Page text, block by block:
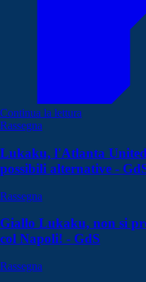
Continua la lettura
Rassegna
Lukaku, l'Atlanta
possibili alternative -
Rassegna
Giallo Lukaku, non si
col Napoli! - GdS
Rassegna